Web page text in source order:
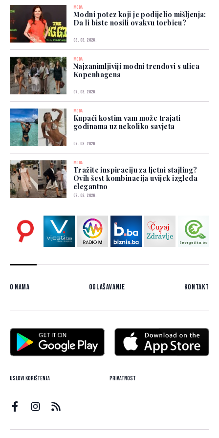
MODA
Modni potez koji je podijelio mišljenja:
Da li biste nosili ovakvu torbicu?
08. 08. 2026.
MODA
Najzanimljiviji modni trendovi s ulica
Kopenhagena
07. 08. 2026.
MODA
Kupaći kostim vam može trajati
godinama uz nekoliko savjeta
07. 08. 2026.
MODA
Tražite inspiraciju za ljetni stajling?
Ovih šest kombinacija uvijek izgleda
elegantno
07. 08. 2026.
O nama Oglašavanje Kontakt
Uslovi korištenja Privatnost